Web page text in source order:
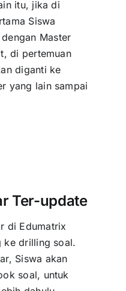
itu, jika di
Siswa
Master
di pertemuan
diganti ke
yang lain sampai
Ter-update
di Edumatrix
ke drilling soal.
Siswa akan
soal, untuk